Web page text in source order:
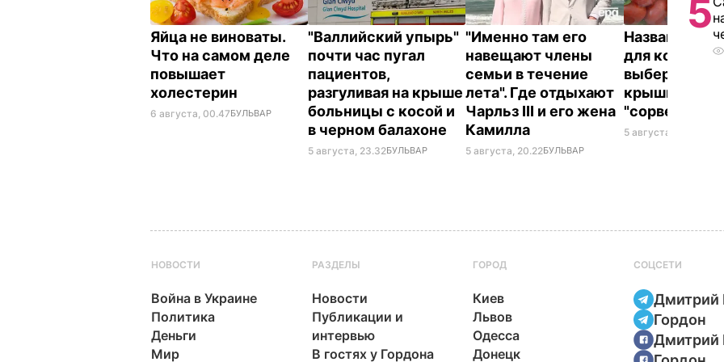
Яйца не виноваты.
Что на самом деле
повышает
холестерин
6 августа, 00.47БУЛЬВАР
"Валлийский упырь"
почти час пугал
пациентов,
разгуливая на крыше
больницы с косой и
в черном балахоне
5 августа, 23.32БУЛЬВАР
"Именно там его
навещают члены
семьи в течение
лета". Где отдыхают
Чарльз III и его жена
Камилла
5 августа, 20.22БУЛЬВАР
Названа
для
выберите ее –
крышки на
"сорвет"
5 августа, 19.34
5
НОВОСТИ
Война в Украине
Политика
Деньги
Мир
РАЗДЕЛЫ
Новости
Публикации и
интервью
В гостях у Гордона
ГОРОД
Киев
Львов
Одесса
Донецк
СОЦСЕТИ
Дмитрий
Гордон
Дмитрий